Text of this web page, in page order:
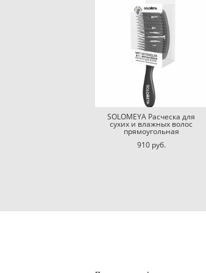
SOLOMEYA Расческа для
сухих и влажных волос
прямоугольная
910 pуб.